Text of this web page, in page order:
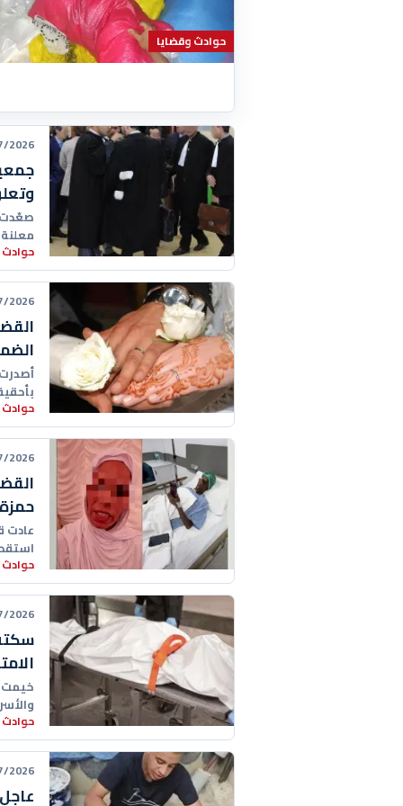
حوادث وقضايا
22:49:00
صعّدت
حوادث
17:24:00
حوادث
23:42:00
عادت
حوادث
21:18:00
خيمت
حوادث
19:55:00